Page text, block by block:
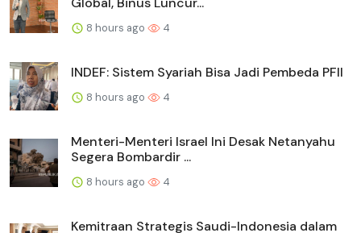
8 hours ago 4
INDEF: Sistem Syariah Bisa Jadi Pembeda PFII
8 hours ago 4
Menteri-Menteri Israel Ini Desak Netanyahu
Segera Bombardir ...
8 hours ago 4
Kemitraan Strategis Saudi-Indonesia dalam